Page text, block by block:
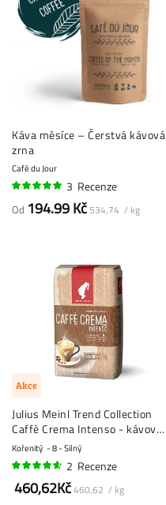
Káva měsíce – Čerstvá kávová
zrna
Café du Jour
100%
3 Recenze
Od 194.99 Kč 534,74 / kg
Akce
Julius Meinl Trend Collection
Caffè Crema Intenso - kávová
zrna - 1 kg
Kořenitý 8 - Silný
2 Recenze
460,62Kč460,62 / kg